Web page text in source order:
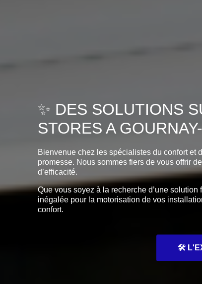
✨ DES SOLUTIONS
STORES A
Bienvenue chez les spécialistes du confort et
promesse. Nous sommes fiers de vous offrir
d’efficacité.
Que vous soyez à la recherche d’une
inégalée pour la motorisation de vos
confort.
🛠️